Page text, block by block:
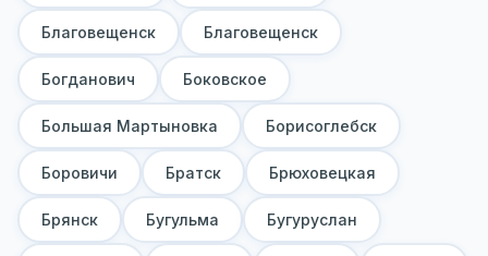
Благовещенск Благовещенск
Богданович Боковское
Большая Мартыновка Борисоглебск
Боровичи Братск Брюховецкая
Брянск Бугульма Бугуруслан